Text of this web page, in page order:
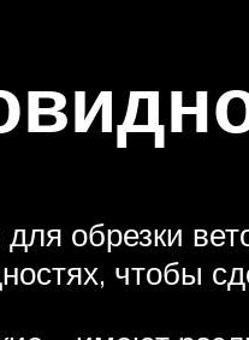
обрезки
чтобы